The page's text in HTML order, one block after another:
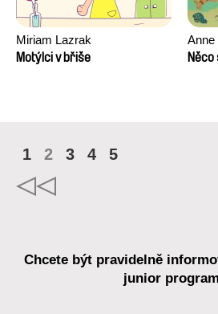
Miriam Lazrak
Motýlci v břiše
Anne
Něco
1 2 3 4 5
Chcete být pravidelně
junior